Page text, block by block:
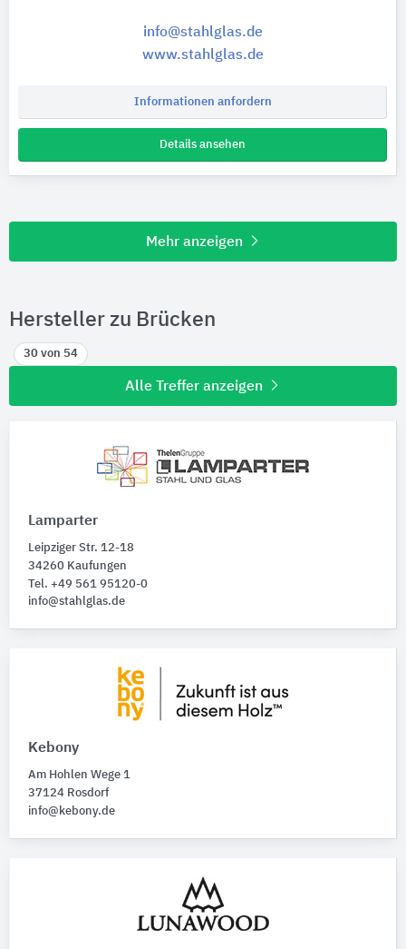
info@stahlglas.de
www.stahlglas.de
Informationen anfordern
Details ansehen
Mehr anzeigen
Hersteller zu Brücken
30 von 54
Alle Treffer anzeigen
Lamparter
Leipziger Str. 12-18
34260 Kaufungen
Tel. +49 561 95120-0
info@stahlglas.de
Kebony
Am Hohlen Wege 1
37124 Rosdorf
info@kebony.de